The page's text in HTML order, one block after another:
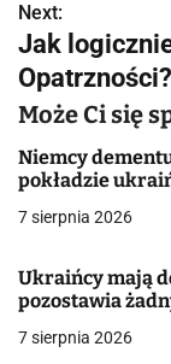
i
g
a
c
j
w
p
Next:
Jak
Opatrzności?
Może Ci się
Niemcy
pokładzie
7 sierpnia 2026
Ukraińcy mają
pozostawia
7 sierpnia 2026